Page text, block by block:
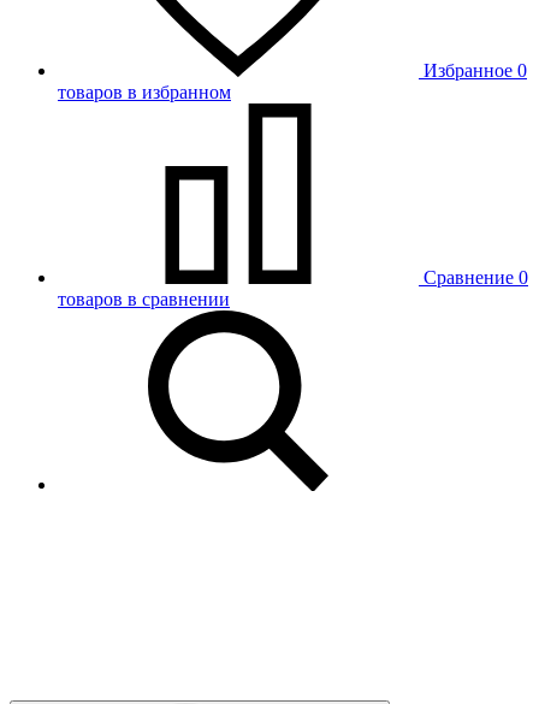
Избранное 0
товаров в избранном
Сравнение 0
товаров в сравнении